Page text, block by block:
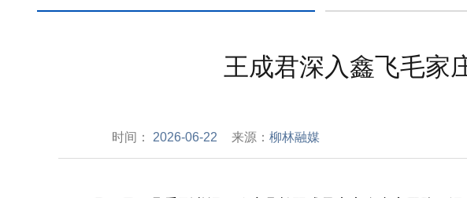
王成君深入鑫飞毛家
时间： 2026-06-22 来源：柳林融媒